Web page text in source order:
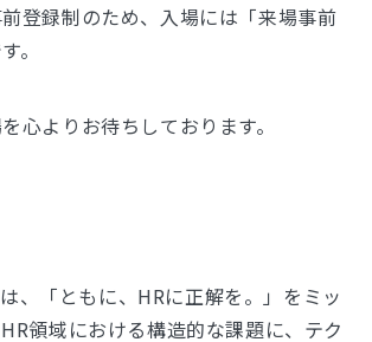
登録制のため、入場には「来場事前
。
心よりお待ちしております。
、「ともに、HRに正解を。」をミッ
領域における構造的な課題に、テク